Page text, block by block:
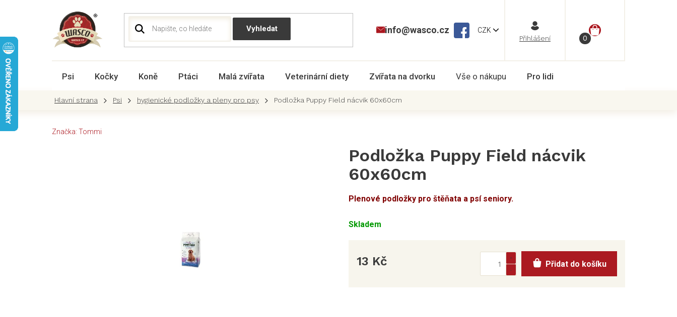
CZK
NÁKUPNÍ
info@wasco.cz
Psi Kočky Koně Ptáci Malá zvířata Veterinární diety Zvířata na dvorku Vše o nákupu Pro lidi
Psi hygienické podložky a pleny pro psy Podložka Puppy Field nácvik 60x60cm
Značka: Tommi
Skladem
Plenové podložky pro štěňata a psí seniory.
Podložka Puppy Field nácvik
60x60cm
13 Kč Přidat do košíku